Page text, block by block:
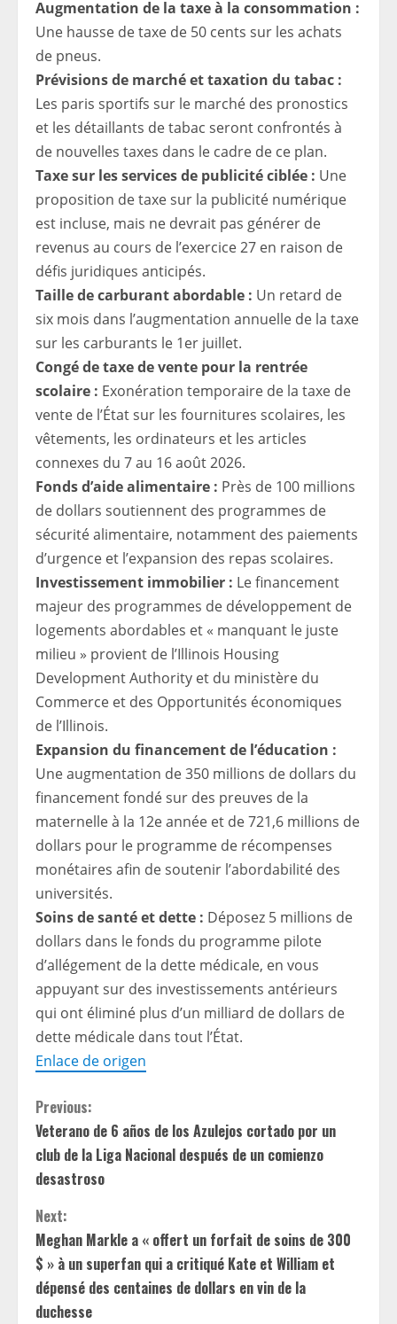
Augmentation de la taxe à la consommation :
Une hausse de taxe de 50 cents sur les achats
de pneus.
Prévisions de marché et taxation du tabac :
Les paris sportifs sur le marché des pronostics
et les détaillants de tabac seront confrontés à
de nouvelles taxes dans le cadre de ce plan.
Taxe sur les services de publicité ciblée : Une
proposition de taxe sur la publicité numérique
est incluse, mais ne devrait pas générer de
revenus au cours de l’exercice 27 en raison de
défis juridiques anticipés.
Taille de carburant abordable : Un retard de
six mois dans l’augmentation annuelle de la taxe
sur les carburants le 1er juillet.
Congé de taxe de vente pour la rentrée
scolaire : Exonération temporaire de la taxe de
vente de l’État sur les fournitures scolaires, les
vêtements, les ordinateurs et les articles
connexes du 7 au 16 août 2026.
Fonds d’aide alimentaire : Près de 100 millions
de dollars soutiennent des programmes de
sécurité alimentaire, notamment des paiements
d’urgence et l’expansion des repas scolaires.
Investissement immobilier : Le financement
majeur des programmes de développement de
logements abordables et « manquant le juste
milieu » provient de l’Illinois Housing
Development Authority et du ministère du
Commerce et des Opportunités économiques
de l’Illinois.
Expansion du financement de l’éducation :
Une augmentation de 350 millions de dollars du
financement fondé sur des preuves de la
maternelle à la 12e année et de 721,6 millions de
dollars pour le programme de récompenses
monétaires afin de soutenir l’abordabilité des
universités.
Soins de santé et dette : Déposez 5 millions de
dollars dans le fonds du programme pilote
d’allégement de la dette médicale, en vous
appuyant sur des investissements antérieurs
qui ont éliminé plus d’un milliard de dollars de
dette médicale dans tout l’État.
Enlace de origen
C
o
n
t
i
n
Previous:
Veterano de 6 años de los Azulejos cortado por un
club de la Liga Nacional después de un comienzo
desastroso
Next:
Meghan Markle a « offert un forfait de soins de 300
$ » à un superfan qui a critiqué Kate et William et
dépensé des centaines de dollars en vin de la
duchesse